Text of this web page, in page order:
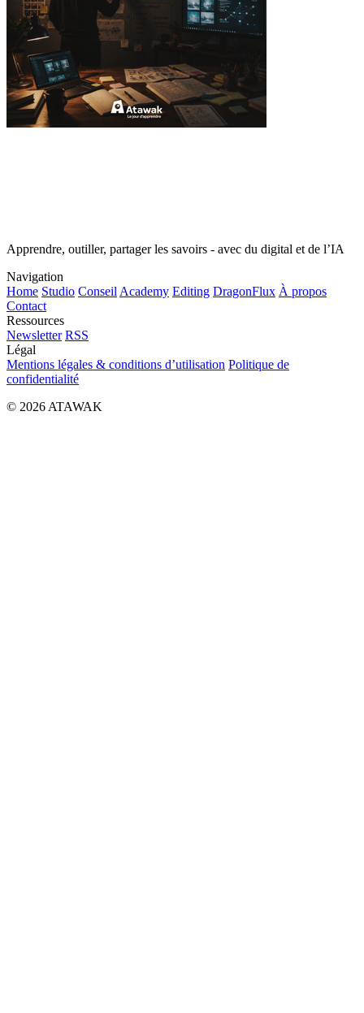
Apprendre, outiller, partager les savoirs - avec du digital et de l’IA
Navigation
Home Studio Conseil Academy Editing DragonFlux À propos
Contact
Ressources
Newsletter RSS
Légal
Mentions légales & conditions d’utilisation Politique de
confidentialité
© 2026 ATAWAK